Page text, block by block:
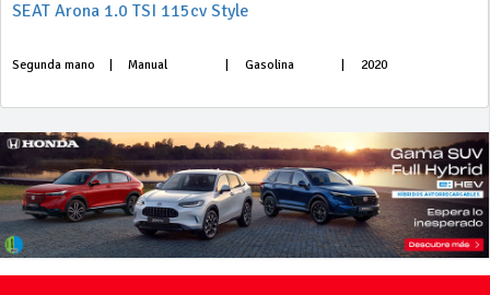
SEAT Arona 1.0 TSI 115cv Style
Segunda mano Manual Gasolina 2020